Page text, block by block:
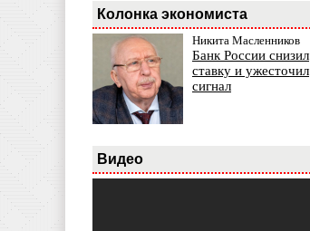
Колонка экономиста
Никита Масленников
Банк России снизил
ставку и ужесточил
сигнал
Видео